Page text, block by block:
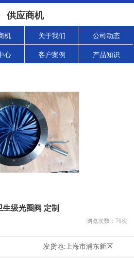
供应商机
机 关于我们 公司动态
心 客户案例 产品知识
级光圈阀 定制
浏览次数： 76次
发货地: 上海市浦东新区